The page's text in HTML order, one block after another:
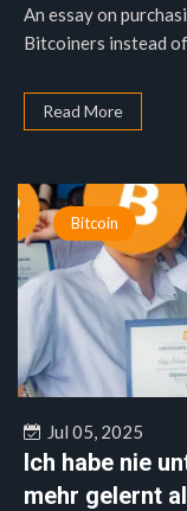
An essay on
Bitcoiners instead
Read More
Bitcoin
Jul 05, 2025
Ich habe nie
mehr gelernt